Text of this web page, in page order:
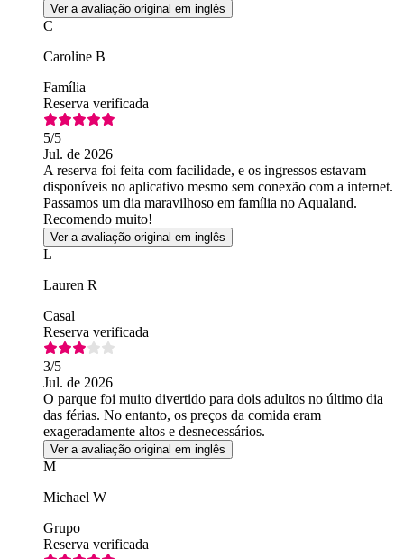
Ver a avaliação original em inglês
C
Caroline B
Família
Reserva verificada
5/5
Jul. de 2026
A reserva foi feita com facilidade, e os ingressos estavam
disponíveis no aplicativo mesmo sem conexão com a internet.
Passamos um dia maravilhoso em família no Aqualand.
Recomendo muito!
Ver a avaliação original em inglês
L
Lauren R
Casal
Reserva verificada
3/5
Jul. de 2026
O parque foi muito divertido para dois adultos no último dia
das férias. No entanto, os preços da comida eram
exageradamente altos e desnecessários.
Ver a avaliação original em inglês
M
Michael W
Grupo
Reserva verificada